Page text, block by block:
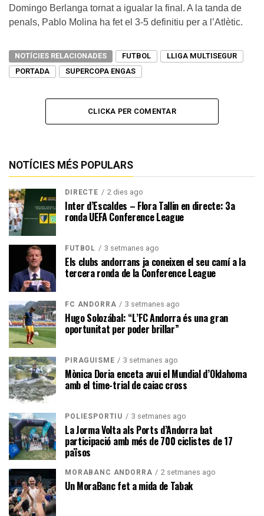
Domingo Berlanga tornat a igualar la final. A la tanda de
penals, Pablo Molina ha fet el 3-5 definitiu per a l’Atlètic.
NOTÍCIES RELACIONADES FUTBOL
LLIGA MULTISEGUR
PORTADA
SUPERCOPA ENGAS
CLICKA PER COMENTAR
NOTÍCIES MÉS POPULARS
DIRECTE 2 dies ago
Inter d’Escaldes – Flora Tallin en directe: 3a
ronda UEFA Conference League
FUTBOL 3 setmanes ago
Els clubs andorrans ja coneixen el seu camí a la
tercera ronda de la Conference League
FC ANDORRA 3 setmanes ago
Hugo Solozábal: “L’FC Andorra és una gran
oportunitat per poder brillar”
PIRAGÜISME 3 setmanes ago
Mònica Doria enceta avui el Mundial d’Oklahoma
amb el time-trial de caiac cross
POLIESPORTIU 3 setmanes ago
La Jorma Volta als Ports d’Andorra bat
participació amb més de 700 ciclistes de 17
països
MORABANC ANDORRA 2 setmanes ago
Un MoraBanc fet a mida de Tabak